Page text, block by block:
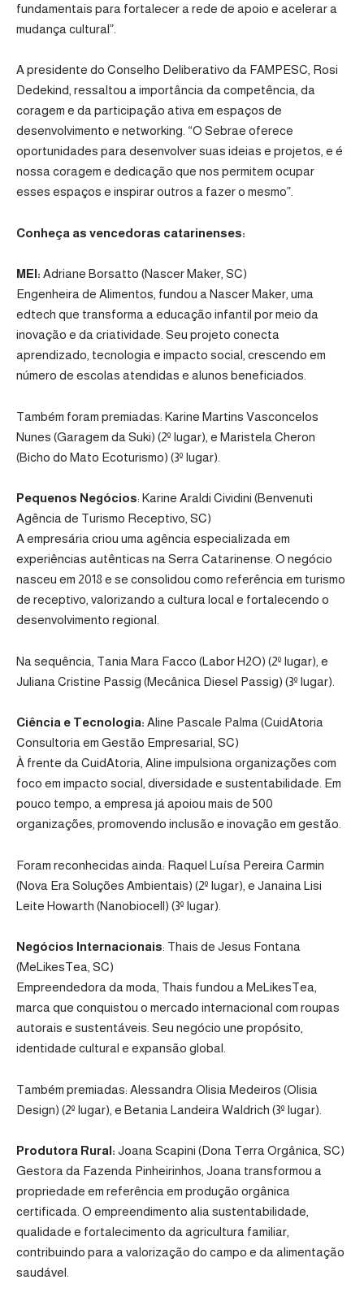
fundamentais para fortalecer a rede de apoio e acelerar a
mudança cultural”.
A presidente do Conselho Deliberativo da FAMPESC, Rosi
Dedekind, ressaltou a importância da competência, da
coragem e da participação ativa em espaços de
desenvolvimento e networking. “O Sebrae oferece
oportunidades para desenvolver suas ideias e projetos, e é
nossa coragem e dedicação que nos permitem ocupar
esses espaços e inspirar outros a fazer o mesmo”.
Conheça as vencedoras catarinenses:
MEI: Adriane Borsatto (Nascer Maker, SC)
Engenheira de Alimentos, fundou a Nascer Maker, uma
edtech que transforma a educação infantil por meio da
inovação e da criatividade. Seu projeto conecta
aprendizado, tecnologia e impacto social, crescendo em
número de escolas atendidas e alunos beneficiados.
Também foram premiadas: Karine Martins Vasconcelos
Nunes (Garagem da Suki) (2º lugar), e Maristela Cheron
(Bicho do Mato Ecoturismo) (3º lugar).
Pequenos Negócios: Karine Araldi Cividini (Benvenuti
Agência de Turismo Receptivo, SC)
A empresária criou uma agência especializada em
experiências autênticas na Serra Catarinense. O negócio
nasceu em 2018 e se consolidou como referência em turismo
de receptivo, valorizando a cultura local e fortalecendo o
desenvolvimento regional.
Na sequência, Tania Mara Facco (Labor H2O) (2º lugar), e
Juliana Cristine Passig (Mecânica Diesel Passig) (3º lugar).
Ciência e Tecnologia: Aline Pascale Palma (CuidAtoria
Consultoria em Gestão Empresarial, SC)
À frente da CuidAtoria, Aline impulsiona organizações com
foco em impacto social, diversidade e sustentabilidade. Em
pouco tempo, a empresa já apoiou mais de 500
organizações, promovendo inclusão e inovação em gestão.
Foram reconhecidas ainda: Raquel Luísa Pereira Carmin
(Nova Era Soluções Ambientais) (2º lugar), e Janaina Lisi
Leite Howarth (Nanobiocell) (3º lugar).
Negócios Internacionais: Thais de Jesus Fontana
(MeLikesTea, SC)
Empreendedora da moda, Thais fundou a MeLikesTea,
marca que conquistou o mercado internacional com roupas
autorais e sustentáveis. Seu negócio une propósito,
identidade cultural e expansão global.
Também premiadas: Alessandra Olisia Medeiros (Olisia
Design) (2º lugar), e Betania Landeira Waldrich (3º lugar).
Produtora Rural: Joana Scapini (Dona Terra Orgânica, SC)
Gestora da Fazenda Pinheirinhos, Joana transformou a
propriedade em referência em produção orgânica
certificada. O empreendimento alia sustentabilidade,
qualidade e fortalecimento da agricultura familiar,
contribuindo para a valorização do campo e da alimentação
saudável.